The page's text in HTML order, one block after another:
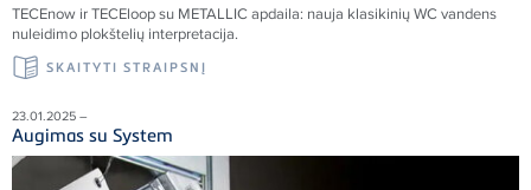
TECEnow irTECEloop su METALLIC apdaila: nauja klasikinių WC vandens
nuleidimo plokštelių interpretacija.
SKAITYTI STRAIPSNĮ
23.01.2025 –
Augimas su System